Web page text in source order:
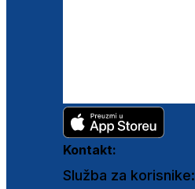
Kontakt:
Služba za korisnike: